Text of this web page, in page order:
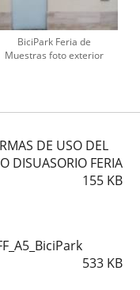
BiciPark Feria de
Muestras foto exterior
DE USO DEL
DISUASORIO FERIA
155 KB
533 KB